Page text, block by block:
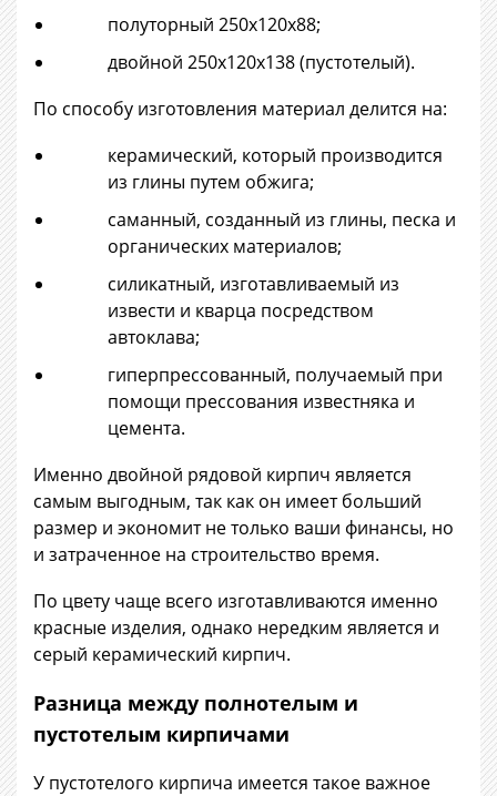
полуторный 250х120х88;
двойной 250х120х138 (пустотелый).
По способу изготовления материал делится на:
керамический, который производится
из глины путем обжига;
саманный, созданный из глины, песка и
органических материалов;
силикатный, изготавливаемый из
извести и кварца посредством
автоклава;
гиперпрессованный, получаемый при
помощи прессования известняка и
цемента.
Именно двойной рядовой кирпич является
самым выгодным, так как он имеет больший
размер и экономит не только ваши финансы, но
и затраченное на строительство время.
По цвету чаще всего изготавливаются именно
красные изделия, однако нередким является и
серый керамический кирпич.
Разница между полнотелым и
пустотелым кирпичами
У пустотелого кирпича имеется такое важное